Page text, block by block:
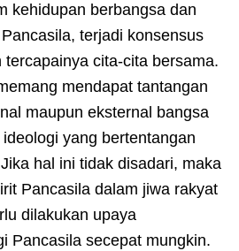
kehidupan berbangsa dan
terjadi konsensus
cita-cita bersama.
mendapat tantangan
maupun eksternal bangsa
yang bertentangan
hal ini tidak disadari, maka
Pancasila dalam jiwa rakyat
dilakukan upaya
Pancasila secepat mungkin.